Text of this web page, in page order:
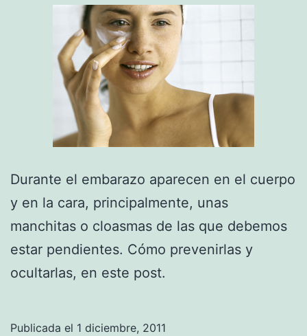
Durante el embarazo aparecen en el cuerpo
y en la cara, principalmente, unas
manchitas o cloasmas de las que debemos
estar pendientes. Cómo prevenirlas y
ocultarlas, en este post.
Publicada el 1 diciembre, 2011